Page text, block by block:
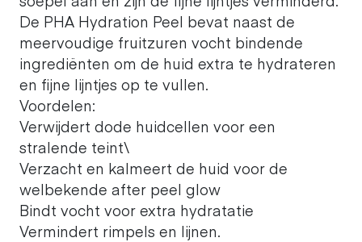
De PHA Hydration Peel bevat naast de
meervoudige fruitzuren vocht bindende
ingrediënten om de huid extra te hydrateren
en fijne lijntjes op te vullen.
Voordelen:
Verwijdert dode huidcellen voor een
stralende teint\
Verzacht en kalmeert de huid voor de
welbekende after peel glow
Bindt vocht voor extra hydratatie
Vermindert rimpels en lijnen.